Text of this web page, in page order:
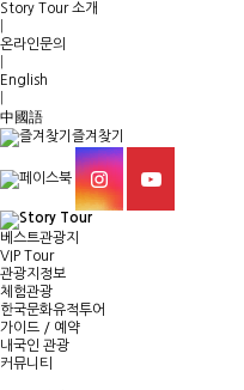
Story Tour 소개
온라인문의
English
中國語
즐겨찾기
베스트관광지
VIP Tour
관광지정보
체험관광
한국문화유적투어
가이드 / 예약
내국인 관광
커뮤니티